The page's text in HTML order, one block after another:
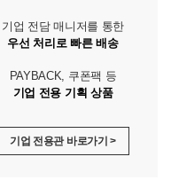
기업 전담 매니저를 통한
우선 처리로 빠른 배송
PAYBACK, 쿠폰팩 등
기업 전용 기획 상품
기업 전용관 바로가기 >